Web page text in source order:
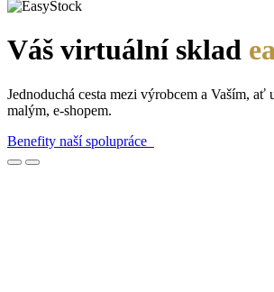
Váš virtuální sklad
Jednoduchá cesta mezi výrobcem a Vaším, ať
malým, e-shopem.
Benefity naší spolupráce